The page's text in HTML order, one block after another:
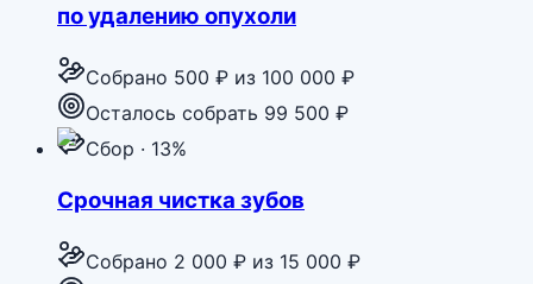
по удалению опухоли
Собрано 500 ₽ из 100 000 ₽
Осталось собрать 99 500 ₽
Сбор · 13%
Срочная чистка зубов
Собрано 2 000 ₽ из 15 000 ₽